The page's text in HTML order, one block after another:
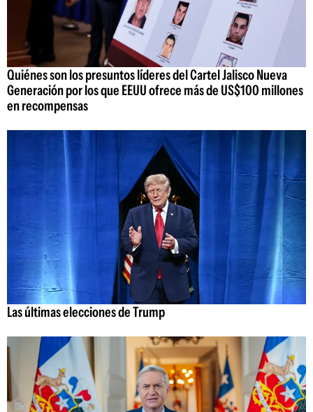
Quiénes son los presuntos líderes del Cartel Jalisco Nueva
Generación por los que EEUU ofrece más de US$100 millones
en recompensas
Las últimas elecciones de Trump